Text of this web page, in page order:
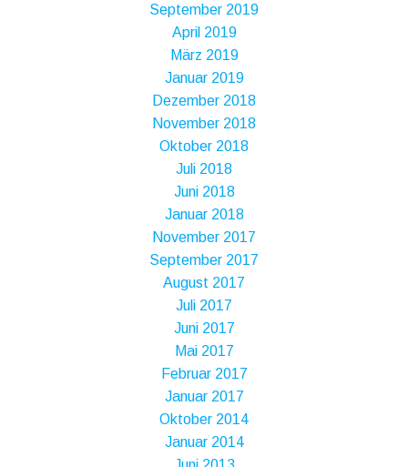
September 2019
April 2019
März 2019
Januar 2019
Dezember 2018
November 2018
Oktober 2018
Juli 2018
Juni 2018
Januar 2018
November 2017
September 2017
August 2017
Juli 2017
Juni 2017
Mai 2017
Februar 2017
Januar 2017
Oktober 2014
Januar 2014